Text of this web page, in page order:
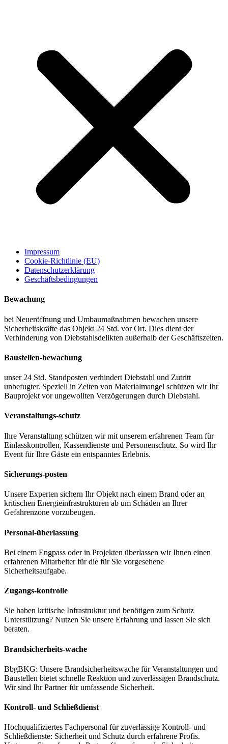
Impressum
Cookie-Richtlinie (EU)
Datenschutzerklärung
Geschäftsbedingungen
Bewachung
bei Neueröffnung und Umbaumaßnahmen bewachen unsere
Sicherheitskräfte das Objekt 24 Std. vor Ort. Dies dient der
Verhinderung von Diebstahlsdelikten außerhalb der Geschäftszeiten.
Baustellen-bewachung
unser 24 Std. Standposten verhindert Diebstahl und Zutritt
unbefugter. Speziell in Zeiten von Materialmangel schützen wir Ihr
Bauprojekt vor ungewollten Verzögerungen durch Diebstahl.
Veranstaltungs-schutz
Ihre Veranstaltung schützen wir mit unserem erfahrenen Team für
Einlasskontrollen, Kassendienste und Personenschutz. So wird Ihr
Event für Ihre Gäste ein entspanntes Erlebnis.
Sicherungs-posten
Unsere Experten sichern Ihr Objekt nach einem Brand oder an
kritischen Energieinfrastrukturen ab um Schäden an Ihrer
Gefahrenzone vorzubeugen.
Personal-überlassung
Bei einem Engpass oder in Projekten überlassen wir Ihnen einen
erfahrenen Mitarbeiter für die für Sie vorgesehene
Sicherheitsaufgabe.
Zugangs-kontrolle
Sie haben kritische Infrastruktur und benötigen zum Schutz
Unterstützung? Nutzen Sie unsere Erfahrung und lassen Sie sich
beraten.
Brandsicherheits-wache
BbgBKG: Unsere Brandsicherheitswache für Veranstaltungen und
Baustellen bietet schnelle Reaktion und zuverlässigen Brandschutz.
Wir sind Ihr Partner für umfassende Sicherheit.
Kontroll- und Schließdienst
Hochqualifiziertes Fachpersonal für zuverlässige Kontroll- und
Schließdienste: Sicherheit und Schutz durch erfahrene Profis.